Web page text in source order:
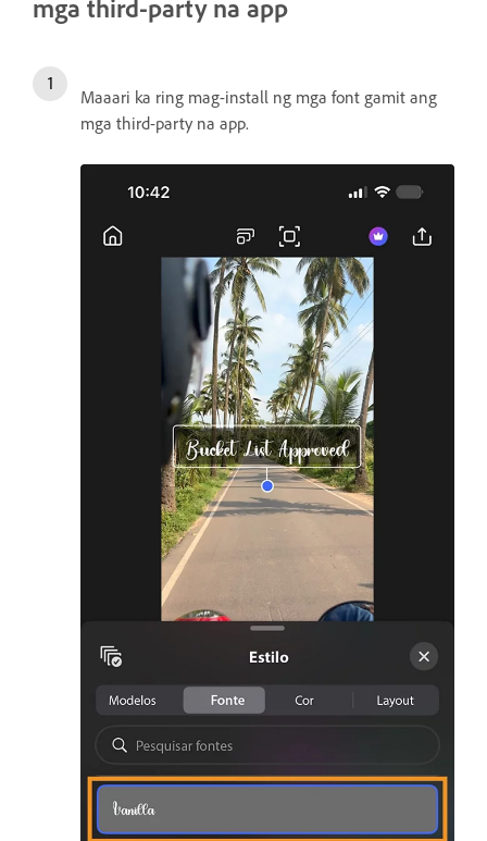
mga third-party na app
Maaari ka ring mag-install ng mga font gamit ang
mga third-party na app.